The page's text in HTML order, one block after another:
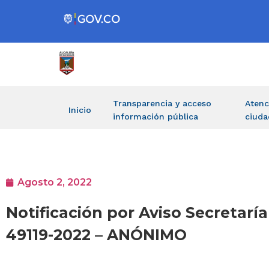
Inicio
Transparencia y acceso
información pública
Agosto 2, 2022
Notificación por Aviso
49119-2022 – ANÓNIMO